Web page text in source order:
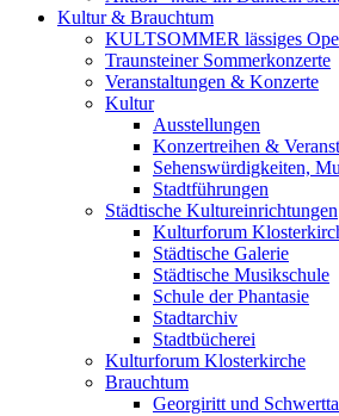
Kultur & Brauchtum
KULTSOMMER lässiges
Traunsteiner Sommerkonzerte
Veranstaltungen & Konzerte
Kultur
Ausstellungen
Konzertreihen &
Sehenswürdigkeiten,
Stadtführungen
Städtische Kultureinrichtungen
Kulturforum
Städtische Galerie
Städtische Musikschule
Schule der Phantasie
Stadtarchiv
Stadtbücherei
Kulturforum Klosterkirche
Brauchtum
Georgiritt und